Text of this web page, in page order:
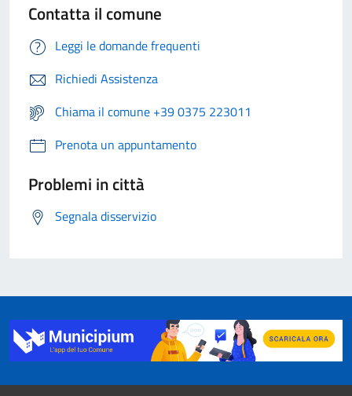
Contatta il comune
Leggi le domande frequenti
Richiedi Assistenza
Chiama il comune +39 0375 223011
Prenota un appuntamento
Problemi in città
Segnala disservizio